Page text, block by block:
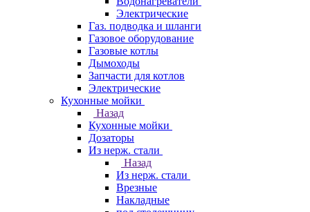
Электрические
Газ. подводка и шланги
Газовое оборудование
Газовые котлы
Дымоходы
Запчасти для котлов
Электрические
Кухонные мойки
Назад
Кухонные мойки
Дозаторы
Из нерж. стали
Назад
Из нерж. стали
Врезные
Накладные